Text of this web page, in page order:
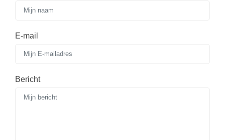
De boerderij
Feest- en Gedenkdagen
Godsdienstonderwijs
Rekenen
E-mail
Bericht